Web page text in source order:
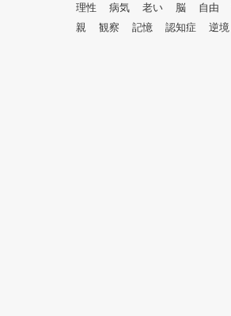
理性
病気 老い 脳 自由
親
観察 記憶 認知症 逆境